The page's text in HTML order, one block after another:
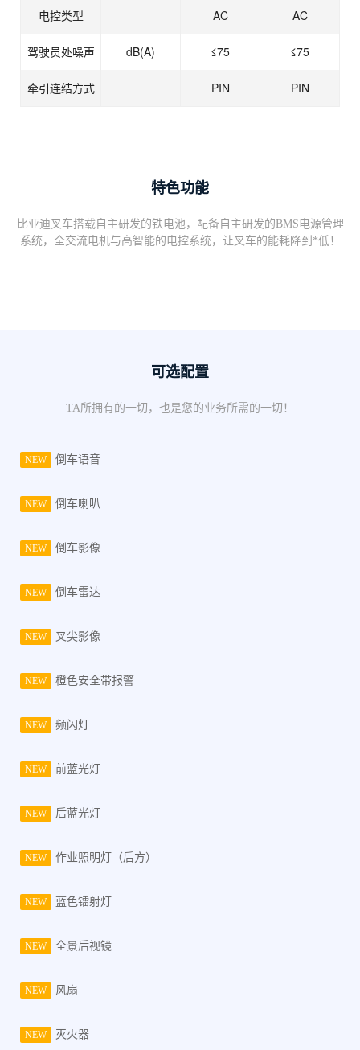
电控类型 AC AC
驾驶员处噪声 dB(A) ≤75 ≤75
牵引连结方式 PIN PIN
特色功能
比亚迪叉车搭载自主研发的铁电池，配备自主研发的BMS电源管理
系统，全交流电机与高智能的电控系统，让叉车的能耗降到*低！
可选配置
TA所拥有的一切，也是您的业务所需的一切！
NEW 倒车语音
NEW 倒车喇叭
NEW 倒车影像
NEW 倒车雷达
NEW 叉尖影像
NEW 橙色安全带报警
NEW 频闪灯
NEW 前蓝光灯
NEW 后蓝光灯
NEW 作业照明灯（后方）
NEW 蓝色镭射灯
NEW 全景后视镜
NEW 风扇
NEW 灭火器